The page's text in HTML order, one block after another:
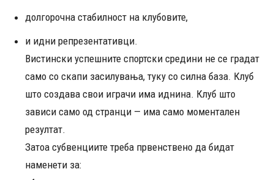
долгорочна стабилност на клубовите,
и идни репрезентативци.
Вистински успешните спортски средини не се градат
само со скапи засилувања, туку со силна база. Клуб
што создава свои играчи има иднина. Клуб што
зависи само од странци — има само моментален
резултат.
Затоа субвенциите треба првенствено да бидат
наменети за: